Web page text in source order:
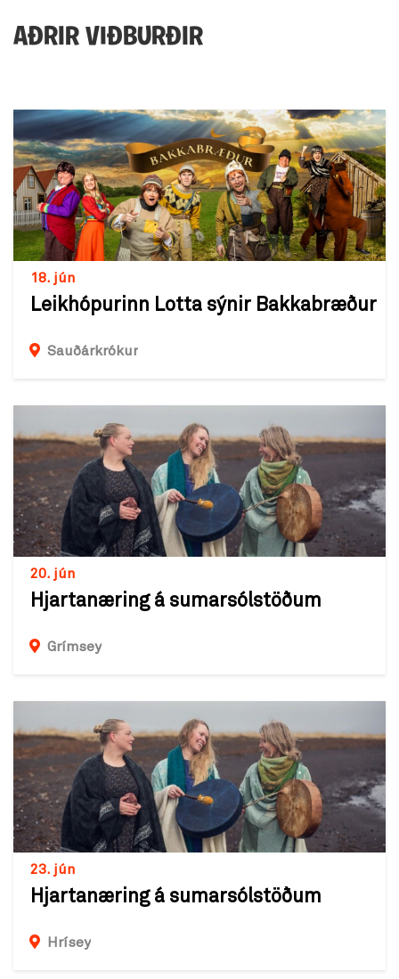
AÐRIR VIÐBURÐIR
18. jún
Leikhópurinn Lotta sýnir Bakkabræður
Sauðárkrókur
20. jún
Hjartanæring á sumarsólstöðum
Grímsey
23. jún
Hjartanæring á sumarsólstöðum
Hrísey